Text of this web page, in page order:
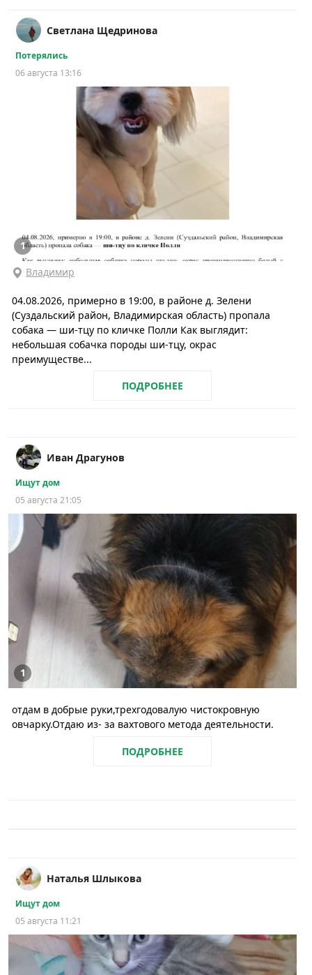
Светлана Щедринова
Потерялись
06 августа 13:16
1
Владимир
04.08.2026, примерно в 19:00, в районе д. Зелени
(Суздальский район, Владимирская область) пропала
собака — ши-тцу по кличке Полли Как выглядит:
небольшая собачка породы ши-тцу, окрас
преимуществе...
ПОДРОБНЕЕ
Иван Драгунов
Ищут дом
05 августа 21:05
1
отдам в добрые руки,трехгодовалую чистокровную
овчарку.Отдаю из- за вахтового метода деятельности.
ПОДРОБНЕЕ
Наталья Шлыкова
Ищут дом
05 августа 11:21